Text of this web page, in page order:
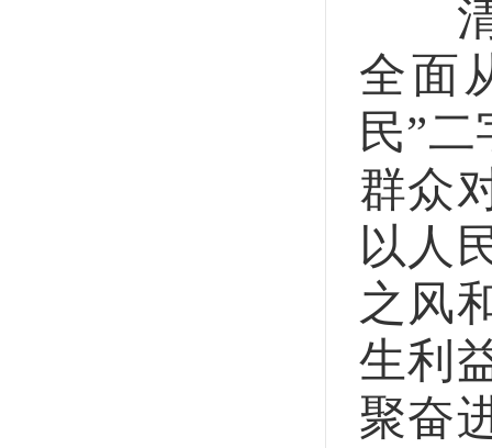
清
全面
民”
群众
以人
之风
生利
聚奋